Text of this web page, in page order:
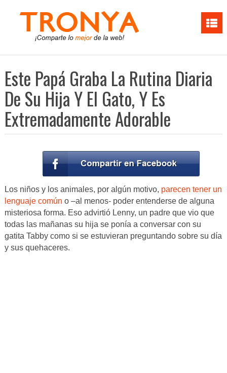
Este Papá Graba La Rutina Diaria
De Su Hija Y El Gato, Y Es
Extremadamente Adorable
Los niños y los animales, por algún motivo, parecen tener un
lenguaje común o –al menos- poder entenderse de alguna
misteriosa forma. Eso advirtió Lenny, un padre que vio que
todas las mañanas su hija se ponía a conversar con su
gatita Tabby como si se estuvieran preguntando sobre su día
y sus quehaceres.